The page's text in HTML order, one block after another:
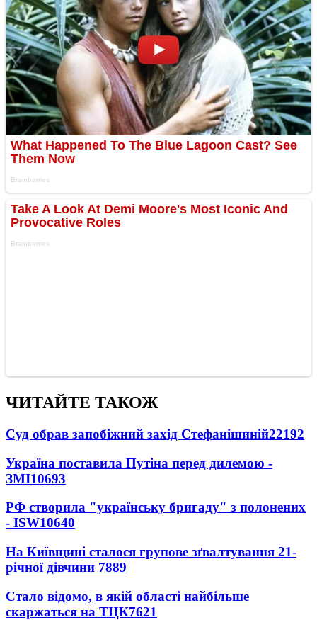
ЧИТАЙТЕ ТАКОЖ
Суд обрав запобіжний захід Стефанішиній22192
Україна поставила Путіна перед дилемою -
ЗМІ10693
РФ створила "українську бригаду" з полонених
- ISW10640
На Київщині сталося групове зґвалтування 21-
річної дівчини 7889
Стало відомо, в якій області найбільше
скаржаться на ТЦК7621